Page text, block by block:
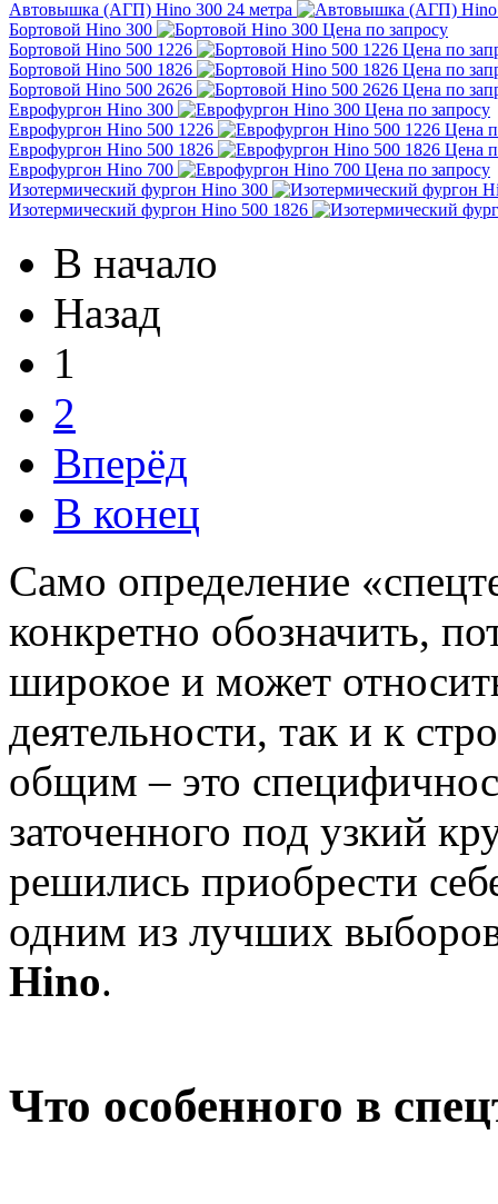
Автовышка (АГП) Hino 300 24 метра
Бортовой Hino 300
Цена по запросу
Бортовой Hino 500 1226
Цена по
Бортовой Hino 500 1826
Цена по
Бортовой Hino 500 2626
Цена по
Еврофургон Hino 300
Цена по запросу
Еврофургон Hino 500 1226
Цена
Еврофургон Hino 500 1826
Цена
Еврофургон Hino 700
Цена по запросу
Изотермический фургон Hino 300
Изотермический фургон Hino 500 1826
В начало
Назад
1
2
Вперёд
В конец
Само определение
конкретно обозначить,
широкое и может
деятельности, так и к
общим – это
заточенного под узкий
решились приобрести
одним из лучших
Hino.
Что особенного в